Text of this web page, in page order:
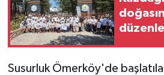
Susurluk Ömerköy'de